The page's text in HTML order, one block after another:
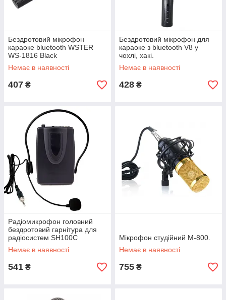
Бездротовий мікрофон
караоке bluetooth WSTER
WS-1816 Black
Немає в наявності
407 ₴
Бездротовий мікрофон для
караоке з bluetooth V8 у
чохлі, хакі.
Немає в наявності
428 ₴
Радіомикрофон головний
бездротовий гарнітура для
радіосистем SH100C
Немає в наявності
541 ₴
Мікрофон студійний M-800.
Немає в наявності
755 ₴